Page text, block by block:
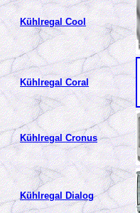
Kühlregal Cool
Kühlregal Coral
Kühlregal Cronus
Kühlregal Dialog